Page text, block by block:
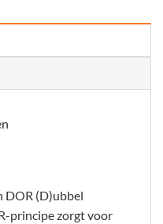
DOR (D)ubbel
principe zorgt voor